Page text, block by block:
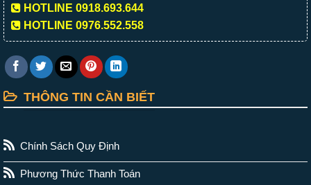
HOTLINE 0918.693.644
HOTLINE 0976.552.558
THÔNG TIN CẦN BIẾT
Chính Sách Quy Định
Phương Thức Thanh Toán